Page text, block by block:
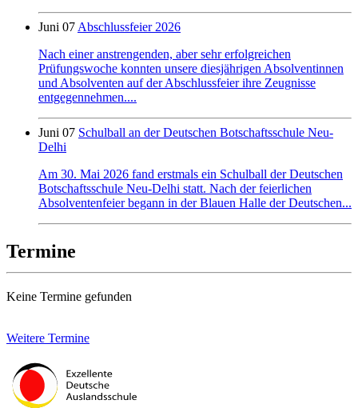
Juni 07Abschlussfeier 2026
Nach einer anstrengenden, aber sehr erfolgreichen
Prüfungswoche konnten unsere diesjährigen Absolventinnen
und Absolventen auf der Abschlussfeier ihre Zeugnisse
entgegennehmen....
Juni 07 Schulball an der Deutschen Botschaftsschule Neu-
Delhi
Am 30. Mai 2026 fand erstmals ein Schulball der Deutschen
Botschaftsschule Neu-Delhi statt. Nach der feierlichen
Absolventenfeier begann in der Blauen Halle der Deutschen...
Termine
Keine Termine gefunden
Weitere Termine